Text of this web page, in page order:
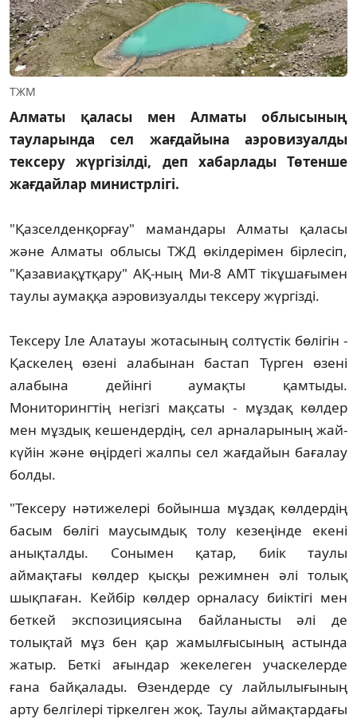
ТЖМ
Алматы қаласы мен Алматы облысының
тауларында сел жағдайына аэровизуалды
тексеру жүргізілді, деп хабарлады Төтенше
жағдайлар министрлігі.
"Қазселденқорғау" мамандары Алматы қаласы
және Алматы облысы ТЖД өкілдерімен бірлесіп,
"Қазавиақұтқару" АҚ-ның Ми-8 АМТ тікұшағымен
таулы аумаққа аэровизуалды тексеру жүргізді.
Тексеру Іле Алатауы жотасының солтүстік бөлігін -
Қаскелең өзені алабынан бастап Түрген өзені
алабына дейінгі аумақты қамтыды.
Мониторингтің негізгі мақсаты - мұздақ көлдер
мен мұздық кешендердің, сел арналарының жай-
күйін және өңірдегі жалпы сел жағдайын бағалау
болды.
"Тексеру нәтижелері бойынша мұздақ көлдердің
басым бөлігі маусымдық толу кезеңінде екені
анықталды. Сонымен қатар, биік таулы
аймақтағы көлдер қысқы режимнен әлі толық
шықпаған. Кейбір көлдер орналасу биіктігі мен
беткей экспозициясына байланысты әлі де
толықтай мұз бен қар жамылғысының астында
жатыр. Беткі ағындар жекелеген учаскелерде
ғана байқалады. Өзендерде су лайлылығының
арту белгілері тіркелген жоқ. Таулы аймақтардағы